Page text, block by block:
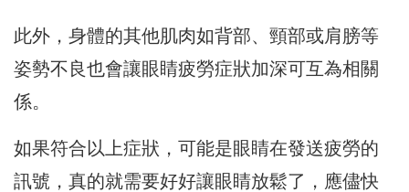
此外，身體的其他肌肉如背部、頸部或肩膀等
姿勢不良也會讓眼睛疲勞症狀加深可互為相關
係。
如果符合以上症狀，可能是眼睛在發送疲勞的
訊號，真的就需要好好讓眼睛放鬆了，應儘快